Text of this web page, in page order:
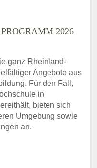
2026
ganz Rheinland-
Angebote aus
Für den Fall,
in
bieten sich
Umgebung sowie
an.